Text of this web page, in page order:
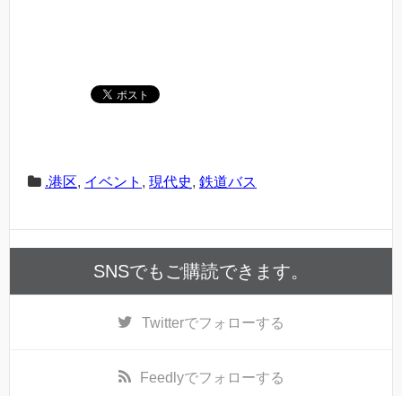
.港区, イベント , 現代史, 鉄道バス
SNSでもご購読できます。
Twitterでフォローする
Feedlyでフォローする